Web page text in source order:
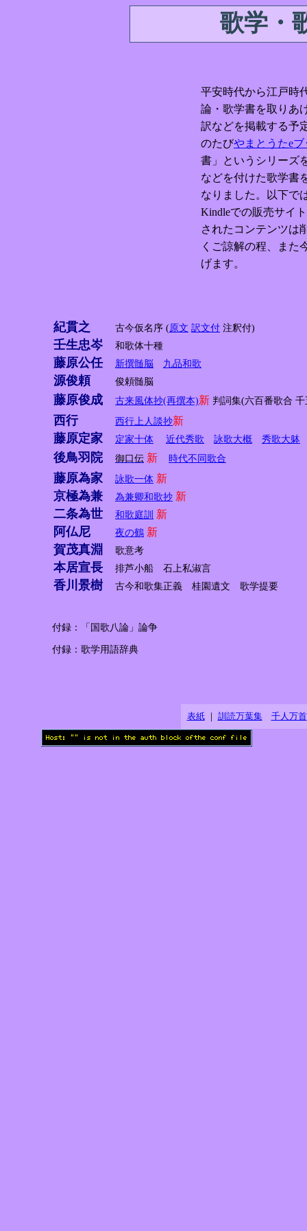
歌学・
平安時代から江戸時
論・歌学書を取りあ
訳などを掲載する
のたびやまとうたe
書」というシリーズ
などを付けた歌学書
なりました。以下で
Kindleでの販売サイ
されたコンテンツは
くご諒解の程、また
げます。
紀貫之 古今仮名序 (原文 訳文付 注釈付)
壬生忠岑 和歌体十種
藤原公任 新撰髄脳 九品和歌
源俊頼 俊頼髄脳
藤原俊成 古来風体抄(再撰本)新 判詞集(六百番歌合
西行 西行上人談抄新
藤原定家 定家十体 近代秀歌 詠歌大概 秀歌大躰
後鳥羽院 御口伝 新 時代不同歌合
藤原為家 詠歌一体 新
京極為兼 為兼卿和歌抄 新
二条為世 和歌庭訓 新
阿仏尼 夜の鶴 新
賀茂真淵 歌意考
本居宣長 排芦小船 石上私淑言
香川景樹 古今和歌集正義 桂園遺文 歌学提要
付録：「国歌八論」論争
付録：歌学用語辞典
表紙｜ 訓読万葉集 千人万首